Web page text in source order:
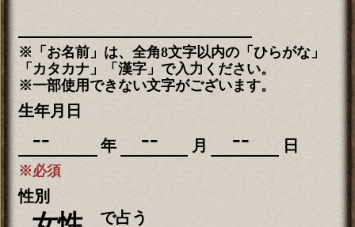
※「お名前」は、全角8文字以内の「ひらがな」
「カタカナ」「漢字」で入力ください。
※一部使用できない文字がございます。
生年月日
年
月 日
※必須
性別
で占う